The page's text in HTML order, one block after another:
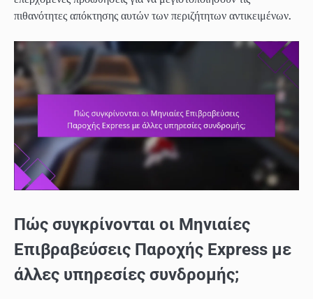
πιθανότητες απόκτησης αυτών των περιζήτητων αντικειμένων.
Πώς συγκρίνονται οι Μηνιαίες
Επιβραβεύσεις Παροχής Express με
άλλες υπηρεσίες συνδρομής;